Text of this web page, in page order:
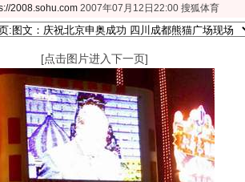
2008.sohu.com 2007年07月12日22:00 搜狐体育
[点击图片进入下一页]